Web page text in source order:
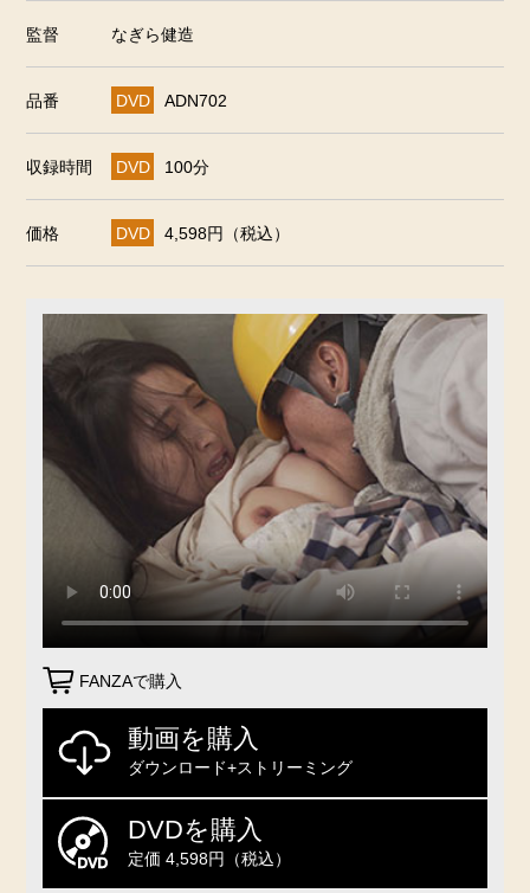
監督 なぎら健造
品番 DVD ADN702
収録時間 DVD 100分
価格 DVD 4,598円（税込）
FANZAで購入
動画を購入
ダウンロード+ストリーミング
DVDを購入
定価 4,598円（税込）